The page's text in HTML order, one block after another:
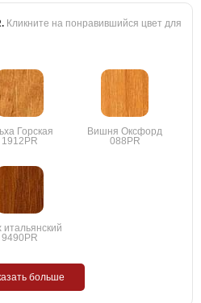
. Кликните на понравившийся цвет для
Горская
1912PR
Вишня Оксфорд
088PR
итальянский
9490PR
больше